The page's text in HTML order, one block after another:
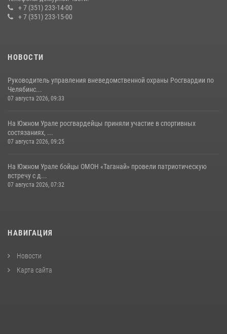
+ 7 (351) 233-14-00
+ 7 (351) 233-15-00
НОВОСТИ
Руководитель управления вневедомственной охраны Росгвардии по
Челябинс...
07 августа 2026, 09:33
На Южном Урале росгвардейцы приняли участие в спортивных
состязаниях, ...
07 августа 2026, 09:25
На Южном Урале бойцы ОМОН «Таганай» провели патриотическую
встречу с д...
07 августа 2026, 07:32
НАВИГАЦИЯ
Новости
Карта сайта